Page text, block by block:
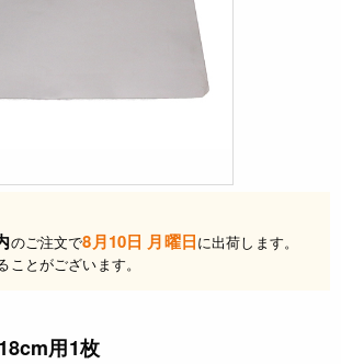
のご注文で8月10日 月曜日に出荷します。
とがございます。
用1枚